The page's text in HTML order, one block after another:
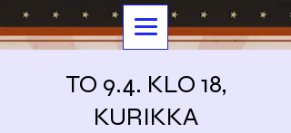
TO 9.4. KLO 18,
KURIKKA